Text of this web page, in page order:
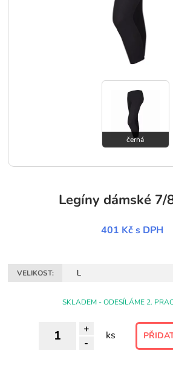
černá
Legíny dámské 7/
401 Kč s DPH
VELIKOST:
SKLADEM - ODESÍLÁME 2.
+
-
ks